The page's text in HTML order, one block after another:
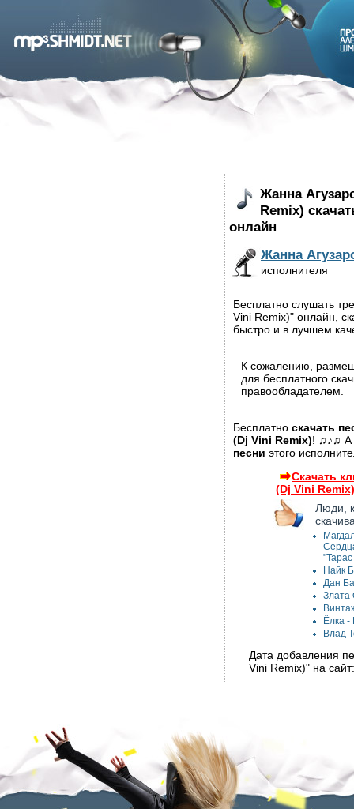
Жанна
Remix)
онлайн
Жанна
исполнителя
Бесплатно слушать
Vini Remix)" онлайн,
быстро и в лучшем
К сожалению,
для бесплатного
правообладателем.
Бесплатно скачать
(Dj Vini Remix)! ♫♪♫ А
песни этого
Скачать
(Dj Vini Remix)
Люди,
Найк
Дан
Злата
Ёлка
Влад
Дата добавления
Vini Remix)" на сайт: